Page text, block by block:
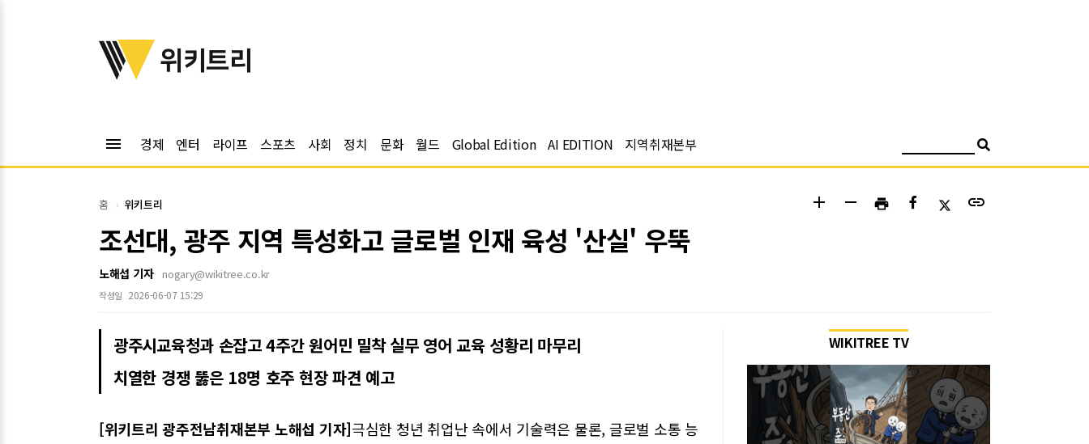
위키트리
위키트리
menu 경제 엔터 라이프 스포츠 사회 정치 문화 월드 Global Edition AI EDITION 지역취재본부
홈 위키트리 add remove print link
조선대, 광주 지역 특성화고 글로벌 인재 육성 '산실' 우뚝
노해섭 기자 nogary@wikitree.co.kr
작성일 2026-06-07 15:29
광주시교육청과 손잡고 4주간 원어민 밀착 실무 영어 교육 성황리 마무리
치열한 경쟁 뚫은 18명 호주 현장 파견 예고
[위키트리 광주전남취재본부 노해섭 기자]극심한 청년 취업난 속에서 기술력은 물론, 글로벌 소통 능
WIKITREE TV